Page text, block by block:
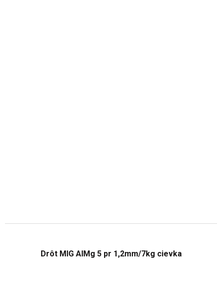
Drôt MIG AlMg 5 pr 1,2mm/7kg cievka